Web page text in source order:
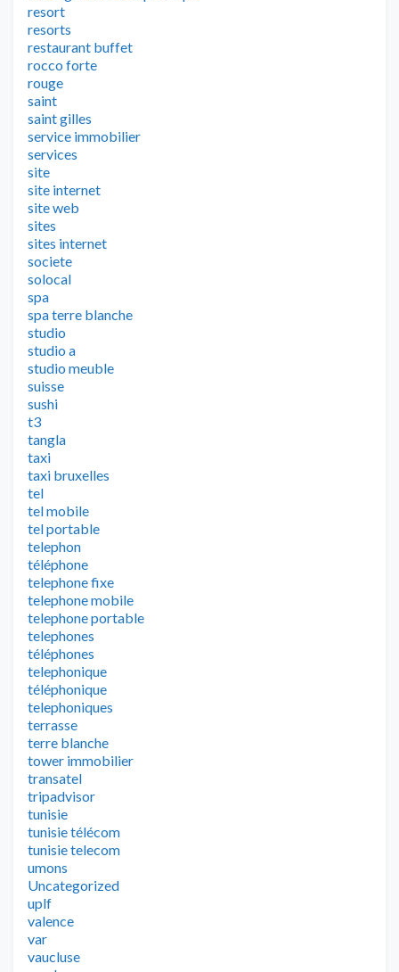
resort
resorts
restaurant buffet
rocco forte
rouge
saint
saint gilles
service immobilier
services
site
site internet
site web
sites
sites internet
societe
solocal
spa
spa terre blanche
studio
studio a
studio meuble
suisse
sushi
t3
tangla
taxi
taxi bruxelles
tel
tel mobile
tel portable
telephon
téléphone
telephone fixe
telephone mobile
telephone portable
telephones
téléphones
telephonique
téléphonique
telephoniques
terrasse
terre blanche
tower immobilier
transatel
tripadvisor
tunisie
tunisie télécom
tunisie telecom
umons
Uncategorized
uplf
valence
var
vaucluse